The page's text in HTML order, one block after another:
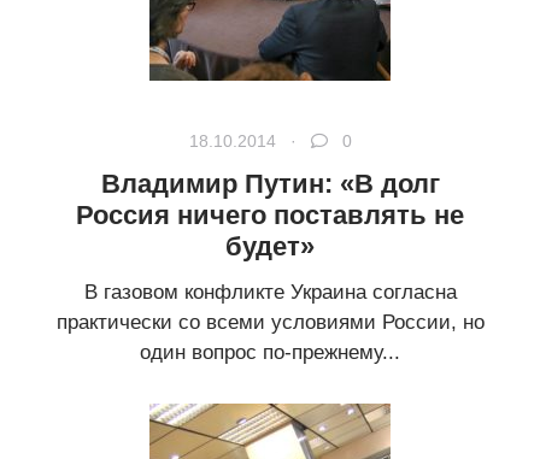
18.10.2014 · 0
Владимир Путин: «В долг
Россия ничего поставлять не
будет»
В газовом конфликте Украина согласна
практически со всеми условиями России, но
один вопрос по-прежнему...